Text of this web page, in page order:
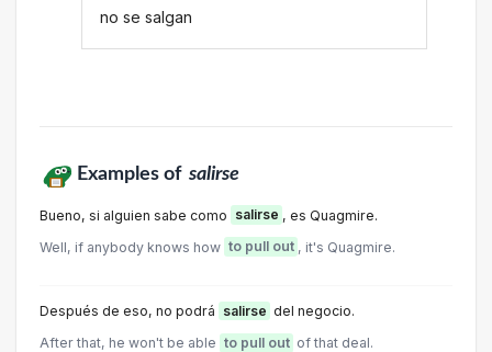
no se salgan
Examples of salirse
Bueno, si alguien sabe como salirse , es Quagmire.
Well, if anybody knows how to pull out , it's Quagmire.
Después de eso, no podrá salirse del negocio.
After that, he won't be able to pull out of that deal.